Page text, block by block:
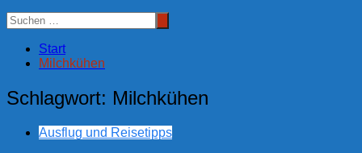
Start
Milchkühen
Schlagwort: Milchkühen
Ausflug und Reisetipps